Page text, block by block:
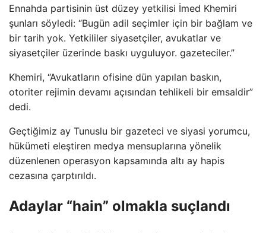
Ennahda partisinin üst düzey yetkilisi İmed Khemiri
şunları söyledi: “Bugün adil seçimler için bir bağlam ve
bir tarih yok. Yetkililer siyasetçiler, avukatlar ve
siyasetçiler üzerinde baskı uyguluyor. gazeteciler.”
Khemiri, “Avukatların ofisine dün yapılan baskın,
otoriter rejimin devamı açısından tehlikeli bir emsaldir”
dedi.
Geçtiğimiz ay Tunuslu bir gazeteci ve siyasi yorumcu,
hükümeti eleştiren medya mensuplarına yönelik
düzenlenen operasyon kapsamında altı ay hapis
cezasına çarptırıldı.
Adaylar “hain” olmakla suçlandı